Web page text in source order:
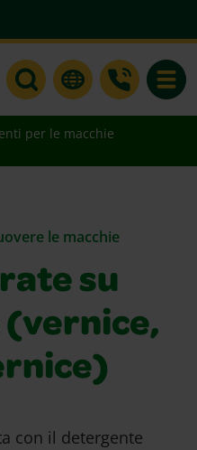
per le macchie
le macchie
su
con il detergente